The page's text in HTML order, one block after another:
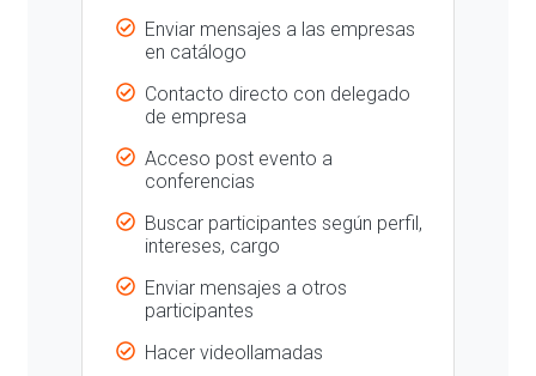
Enviar mensajes a las empresas
en catálogo
Contacto directo con delegado
de empresa
Acceso post evento a
conferencias
Buscar participantes según perfil,
intereses, cargo
Enviar mensajes a otros
participantes
Hacer videollamadas